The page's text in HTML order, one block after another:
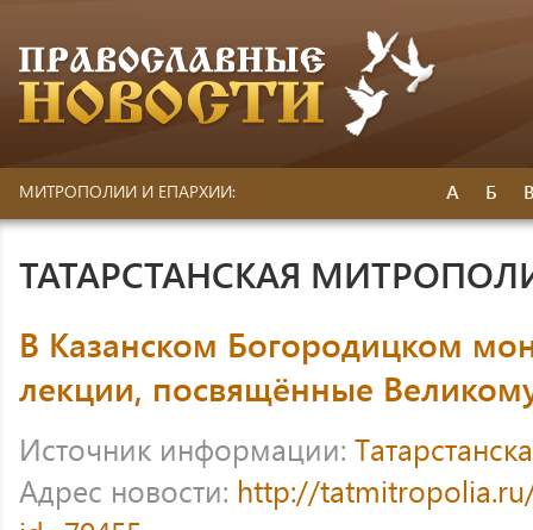
МИТРОПОЛИИ И ЕПАРХИИ: А Б
ТАТАРСТАНСКАЯ
В Казанском Богородицком
лекции, посвящённые
Источник информации:
Адрес новости: http://